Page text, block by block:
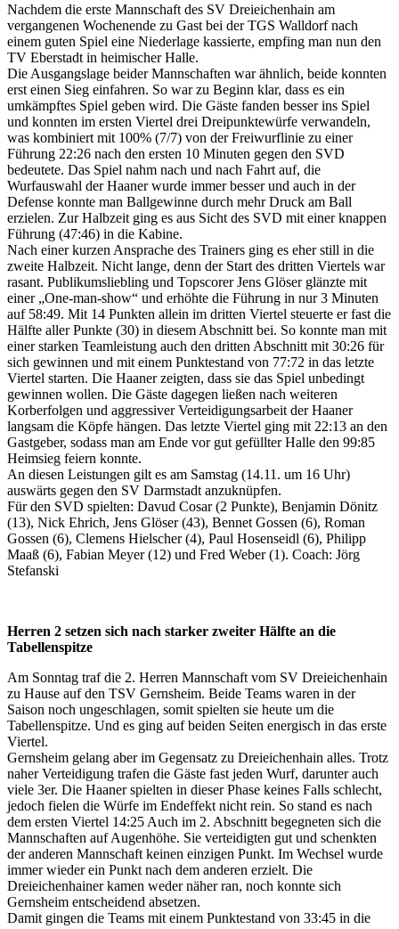
Nachdem die erste Mannschaft des SV Dreieichenhain am
vergangenen Wochenende zu Gast bei der TGS Walldorf nach
einem guten Spiel eine Niederlage kassierte, empfing man nun den
TV Eberstadt in heimischer Halle.
Die Ausgangslage beider Mannschaften war ähnlich, beide konnten
erst einen Sieg einfahren. So war zu Beginn klar, dass es ein
umkämpftes Spiel geben wird. Die Gäste fanden besser ins Spiel
und konnten im ersten Viertel drei Dreipunktewürfe verwandeln,
was kombiniert mit 100% (7/7) von der Freiwurflinie zu einer
Führung 22:26 nach den ersten 10 Minuten gegen den SVD
bedeutete. Das Spiel nahm nach und nach Fahrt auf, die
Wurfauswahl der Haaner wurde immer besser und auch in der
Defense konnte man Ballgewinne durch mehr Druck am Ball
erzielen. Zur Halbzeit ging es aus Sicht des SVD mit einer knappen
Führung (47:46) in die Kabine.
Nach einer kurzen Ansprache des Trainers ging es eher still in die
zweite Halbzeit. Nicht lange, denn der Start des dritten Viertels war
rasant. Publikumsliebling und Topscorer Jens Glöser glänzte mit
einer „One-man-show“ und erhöhte die Führung in nur 3 Minuten
auf 58:49. Mit 14 Punkten allein im dritten Viertel steuerte er fast die
Hälfte aller Punkte (30) in diesem Abschnitt bei. So konnte man mit
einer starken Teamleistung auch den dritten Abschnitt mit 30:26 für
sich gewinnen und mit einem Punktestand von 77:72 in das letzte
Viertel starten. Die Haaner zeigten, dass sie das Spiel unbedingt
gewinnen wollen. Die Gäste dagegen ließen nach weiteren
Korberfolgen und aggressiver Verteidigungsarbeit der Haaner
langsam die Köpfe hängen. Das letzte Viertel ging mit 22:13 an den
Gastgeber, sodass man am Ende vor gut gefüllter Halle den 99:85
Heimsieg feiern konnte.
An diesen Leistungen gilt es am Samstag (14.11. um 16 Uhr)
auswärts gegen den SV Darmstadt anzuknüpfen.
Für den SVD spielten: Davud Cosar (2 Punkte), Benjamin Dönitz
(13), Nick Ehrich, Jens Glöser (43), Bennet Gossen (6), Roman
Gossen (6), Clemens Hielscher (4), Paul Hosenseidl (6), Philipp
Maaß (6), Fabian Meyer (12) und Fred Weber (1). Coach: Jörg
Stefanski
Herren 2 setzen sich nach starker zweiter Hälfte an die
Tabellenspitze
Am Sonntag traf die 2. Herren Mannschaft vom SV Dreieichenhain
zu Hause auf den TSV Gernsheim. Beide Teams waren in der
Saison noch ungeschlagen, somit spielten sie heute um die
Tabellenspitze. Und es ging auf beiden Seiten energisch in das erste
Viertel.
Gernsheim gelang aber im Gegensatz zu Dreieichenhain alles. Trotz
naher Verteidigung trafen die Gäste fast jeden Wurf, darunter auch
viele 3er. Die Haaner spielten in dieser Phase keines Falls schlecht,
jedoch fielen die Würfe im Endeffekt nicht rein. So stand es nach
dem ersten Viertel 14:25 Auch im 2. Abschnitt begegneten sich die
Mannschaften auf Augenhöhe. Sie verteidigten gut und schenkten
der anderen Mannschaft keinen einzigen Punkt. Im Wechsel wurde
immer wieder ein Punkt nach dem anderen erzielt. Die
Dreieichenhainer kamen weder näher ran, noch konnte sich
Gernsheim entscheidend absetzen.
Damit gingen die Teams mit einem Punktestand von 33:45 in die